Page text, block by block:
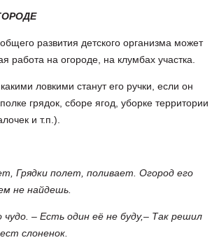
развития детского организма может
работа на огороде, на клумбах участка.
ловкими станут его ручки, если он
грядок, сборе ягод, уборке территории
и т.п.).
Грядки полет, поливает. Огород его
не найдешь.
– Есть один её не буду,– Так решил
слоненок.